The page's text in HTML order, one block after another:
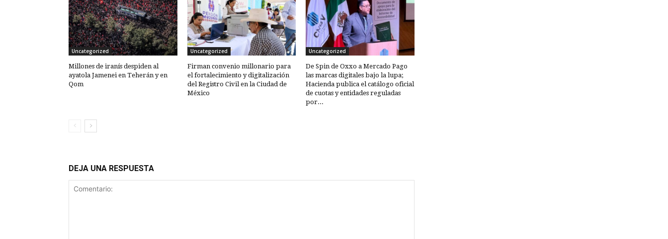
Uncategorized
Millones de iranís despiden al
ayatola Jamenei en Teherán y en
Qom
Uncategorized
Firman convenio millonario para
el fortalecimiento y digitalización
del Registro Civil en la Ciudad de
México
Uncategorized
De Spin de Oxxo a Mercado Pago
las marcas digitales bajo la lupa;
Hacienda publica el catálogo oficial
de cuotas y entidades reguladas
por...
DEJA UNA RESPUESTA